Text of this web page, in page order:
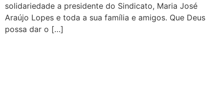
solidariedade a presidente do Sindicato, Maria José
Araújo Lopes e toda a sua família e amigos. Que Deus
possa dar o […]